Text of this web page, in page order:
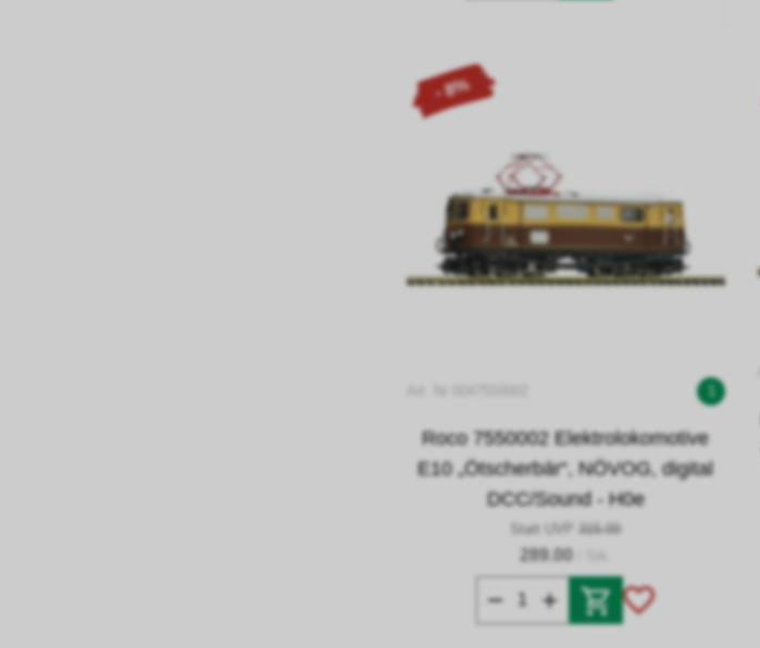
- 8%
Roco 7550002 Elektrolokomotive
E10 „Ötscherbär“, NÖVOG, digital
DCC/Sound - H0e
Statt UVP 315.00
289.00